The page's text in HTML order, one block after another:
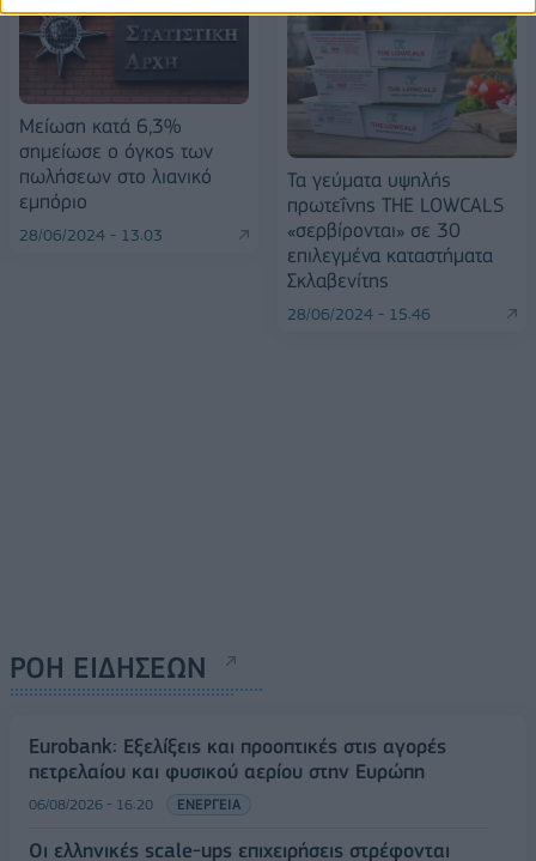
Μείωση κατά 6,3%
σημείωσε ο όγκος των
πωλήσεων στο λιανικό
εμπόριο
28/06/2024 - 13:03
Τα γεύματα υψηλής
πρωτεΐνης THE LOWCALS
«σερβίρονται» σε 30
επιλεγμένα καταστήματα
Σκλαβενίτης
28/06/2024 - 15:46
ΡΟΗ ΕΙΔΗΣΕΩΝ
Eurobank: Εξελίξεις και προοπτικές στις αγορές
πετρελαίου και φυσικού αερίου στην Ευρώπη
06/08/2026 - 16:20 ΕΝΕΡΓΕΙΑ
Οι ελληνικές scale-ups επιχειρήσεις στρέφονται